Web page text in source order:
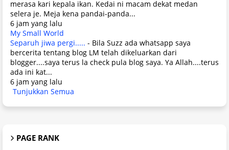
merasa kari kepala ikan. Kedai ni macam dekat medan
selera je. Meja kena pandai-panda...
6 jam yang lalu
My Small World
Separuh jiwa pergi..... - Bila Suzz ada whatsapp saya
bercerita tentang blog LM telah dikeluarkan dari
blogger....saya terus la check pula blog saya. Ya Allah....terus
ada ini kat...
6 jam yang lalu
Tunjukkan Semua
PAGE RANK